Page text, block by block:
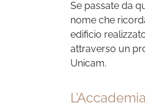
Se passate da
nome che
edificio
attraverso un
Unicam.